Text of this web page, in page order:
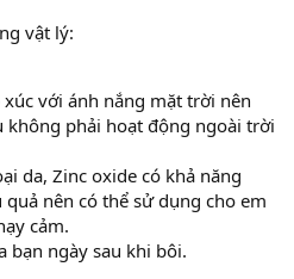
vật lý:
với ánh nắng mặt trời nên
không phải hoạt động ngoài trời
da, Zinc oxide có khả năng
nên có thể sử dụng cho em
cảm.
bạn ngày sau khi bôi.